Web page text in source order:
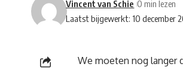
Laatst bijgewerkt: 10 december
Vincent van Schie 0 min lezen
We moeten nog langer